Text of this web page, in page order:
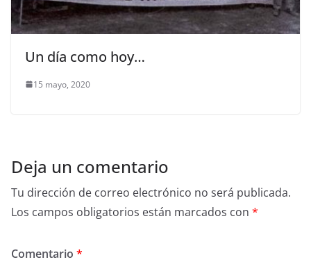
Un día como hoy…
15 mayo, 2020
Deja un comentario
Tu dirección de correo electrónico no será publicada.
Los campos obligatorios están marcados con *
Comentario *